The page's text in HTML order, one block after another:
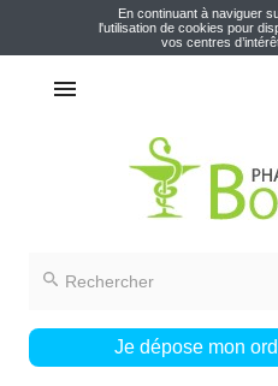
En continuant à naviguer
l'utilisation de cookies pour
vos centres
Je dépose mon